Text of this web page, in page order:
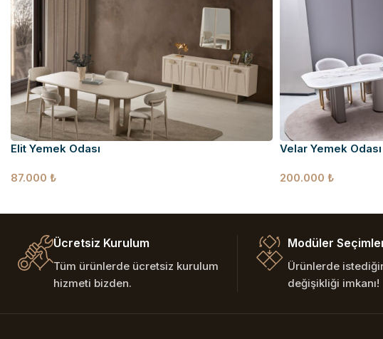
Elit Yemek Odası
87.000 ₺
Velar Yemek Odası
200.000₺
Ücretsiz Kurulum
Tüm ürünlerde ücretsiz kurulum
hizmeti bizden.
Modüler
Ürünlerde
değişikliği imkanı!